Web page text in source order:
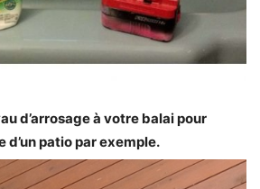
d’arrosage à votre balai pour
patio par exemple.